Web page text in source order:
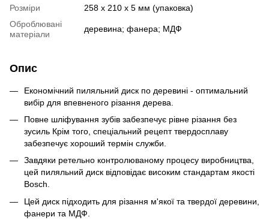
Розміри
258 x 210 x 5 мм (упаковка)
Оброблювані
матеріали
деревина; фанера; МДФ
Опис
Економічний пиляльний диск по деревині - оптимальний
вибір для впевненого різання дерева.
Повне шліфування зубів забезпечує рівне різання без
зусиль Крім того, спеціальний рецепт твердосплаву
забезпечує хороший термін служби.
Завдяки ретельно контролюваному процесу виробництва,
цей пиляльний диск відповідає високим стандартам якості
Bosch.
Цей диск підходить для різання м'якої та твердої деревини,
фанери та МДФ.